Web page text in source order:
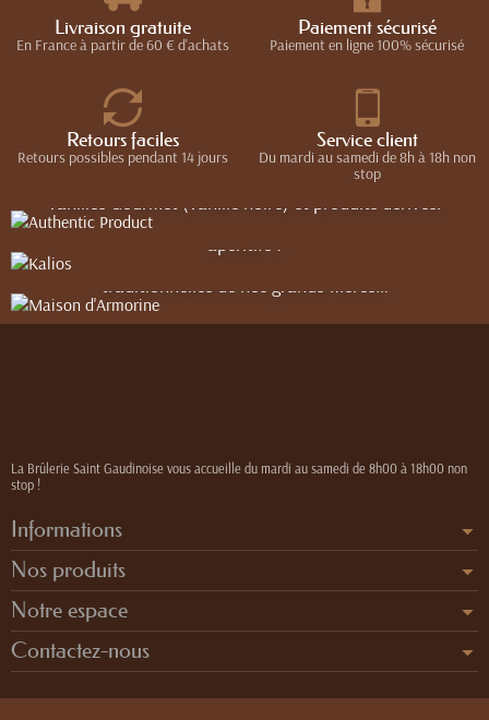
Livraison gratuite
En France à partir de 60 € d'achats
Paiement sécurisé
Paiement en ligne 100% sécurisé
Retours faciles
Retours possibles pendant 14 jours
Service client
Du mardi au samedi de 8h à 18h non
stop
Authentic Product
C’est à tous les Gourmets et gourmands qu’Authentic
Products souhaite proposer sa plus belle sélection de
vanilles Gourmet (vanille noire) et produits dérivés.
Kalios
Le meilleur du terroir Grec pour accompagner vos plats et
apéritifs !
Maison d'Armorine
Le savoureux mariage d’une recette originale d’un sablé
Breton pur beurre ou 100% blé noir, et de la fameuse crème
de Salidou au beurre frais salé, issue de recettes
traditionnelles de nos grands-mères…
La Brûlerie Saint Gaudinoise vous accueille du mardi au samedi de 8h00 à 18h00 non
stop !
Informations
Nos produits
Notre espace
Contactez-nous